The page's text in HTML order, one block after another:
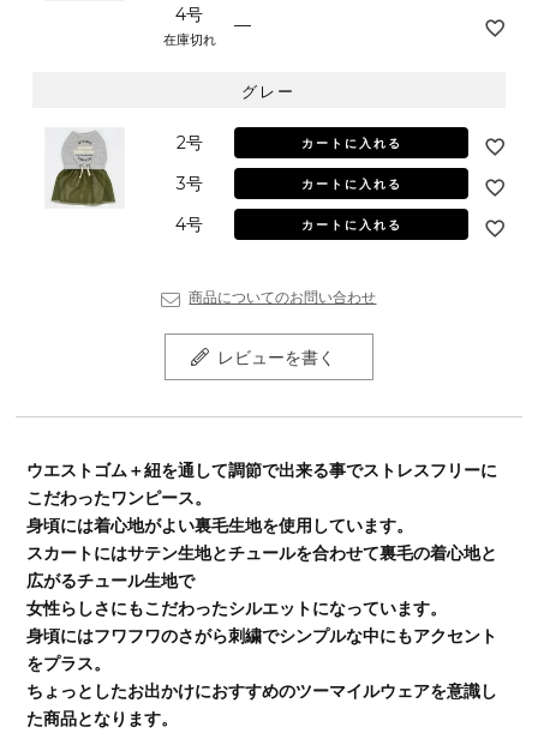
4号
在庫切れ
—
グレー
2号 カートに入れる
3号 カートに入れる
4号 カートに入れる
商品についてのお問い合わせ
レビューを書く
ウエストゴム＋紐を通して調節で出来る事でストレスフリーに
こだわったワンピース。
身頃には着心地がよい裏毛生地を使用しています。
スカートにはサテン生地とチュールを合わせて裏毛の着心地と
広がるチュール生地で
女性らしさにもこだわったシルエットになっています。
身頃にはフワフワのさがら刺繍でシンプルな中にもアクセント
をプラス。
ちょっとしたお出かけにおすすめのツーマイルウェアを意識し
た商品となります。